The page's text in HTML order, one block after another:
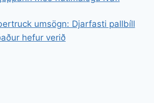
umsögn: Djarfasti pallbíll
hefur verið